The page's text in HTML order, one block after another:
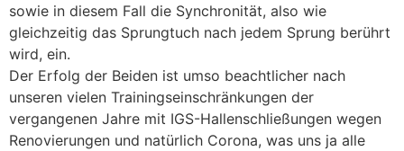
sowie in diesem Fall die Synchronität, also wie
gleichzeitig das Sprungtuch nach jedem Sprung berührt
wird, ein.
Der Erfolg der Beiden ist umso beachtlicher nach
unseren vielen Trainingseinschränkungen der
vergangenen Jahre mit IGS-Hallenschließungen wegen
Renovierungen und natürlich Corona, was uns ja alle